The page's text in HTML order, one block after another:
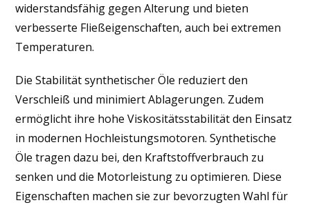
widerstandsfähig gegen Alterung und bieten
verbesserte Fließeigenschaften, auch bei extremen
Temperaturen.
Die Stabilität synthetischer Öle reduziert den
Verschleiß und minimiert Ablagerungen. Zudem
ermöglicht ihre hohe Viskositätsstabilität den Einsatz
in modernen Hochleistungsmotoren. Synthetische
Öle tragen dazu bei, den Kraftstoffverbrauch zu
senken und die Motorleistung zu optimieren. Diese
Eigenschaften machen sie zur bevorzugten Wahl für